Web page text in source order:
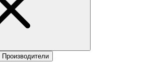
Производители